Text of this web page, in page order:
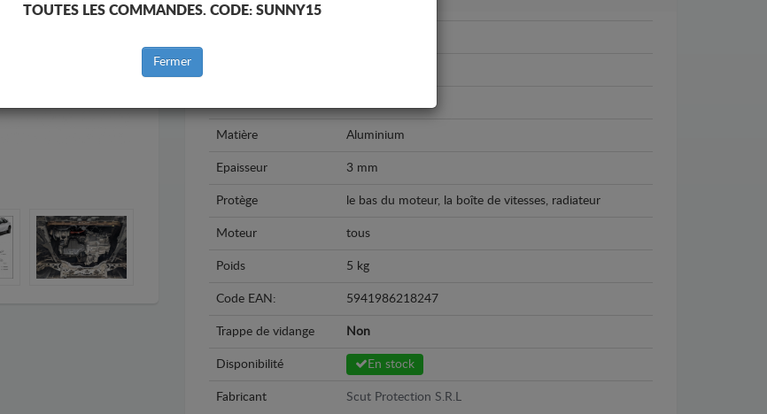
Matière Aluminium
Epaisseur 3 mm
Protège le bas du moteur, la boîte de vitesses, radiateur
Moteur tous
Poids 5 kg
Code EAN: 5941986218247
Trappe de vidange Non
Disponibilité En stock
Fabricant Scut Protection S.R.L
TOUTES LES COMMANDES. CODE: SUNNY15
Fermer